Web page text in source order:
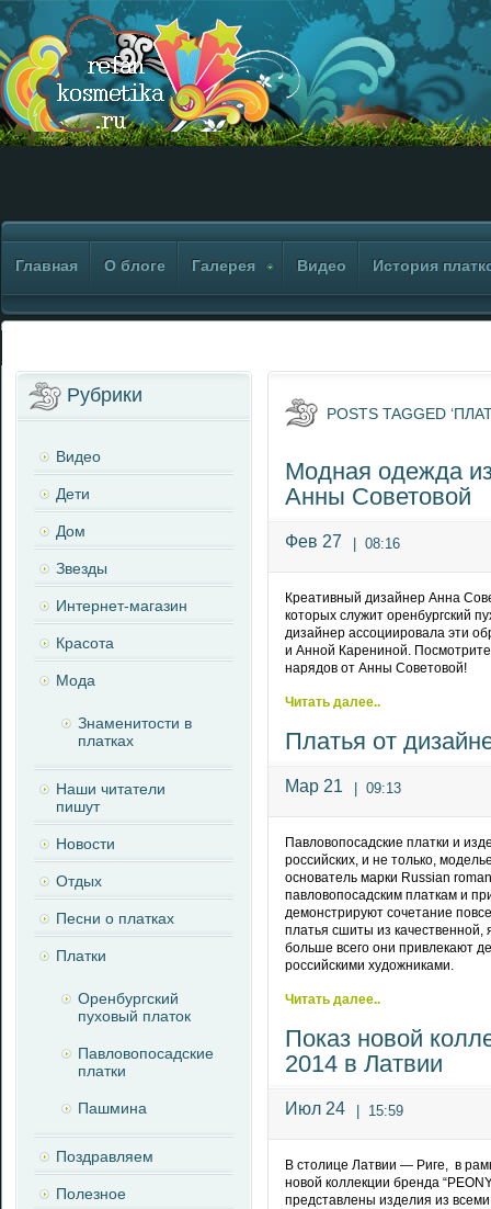
Главная О блоге Галерея Видео История
POSTS TAGGED
Модная одежда
Анны Советовой
Фев 27 08:16
Креативный дизайнер Анна
которых служит оренбургский
дизайнер ассоциировала эти
и Анной Карениной.
нарядов от Анны Советовой!
Читать далее..
Платья от
Мар 21 09:13
Павловопосадские платки и
российских, и не только,
основатель марки Russian
павловопосадским платкам и
демонстрируют сочетание
платья сшиты из качественной,
больше всего они привлекают
российскими художниками.
Читать далее..
Показ новой
2014 в Латвии
Июл 24 15:59
В столице Латвии — Риге, в
новой коллекции бренда
представлены изделия из
Рубрики
Видео
Дети
Дом
Звезды
Интернет-магазин
Красота
Мода
Знаменитости в
платках
Наши читатели
пишут
Новости
Отдых
Песни о платках
Платки
Оренбургский
пуховый платок
Павловопосадские
платки
Пашмина
Поздравляем
Полезное